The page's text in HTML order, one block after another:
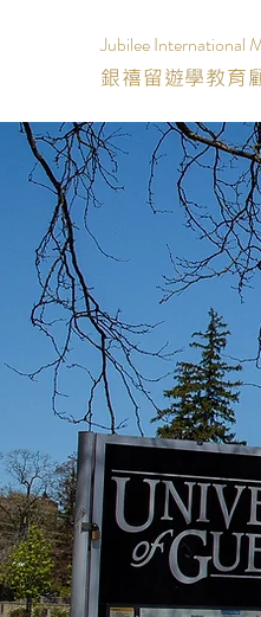
Jubilee International
銀禧留遊學教育